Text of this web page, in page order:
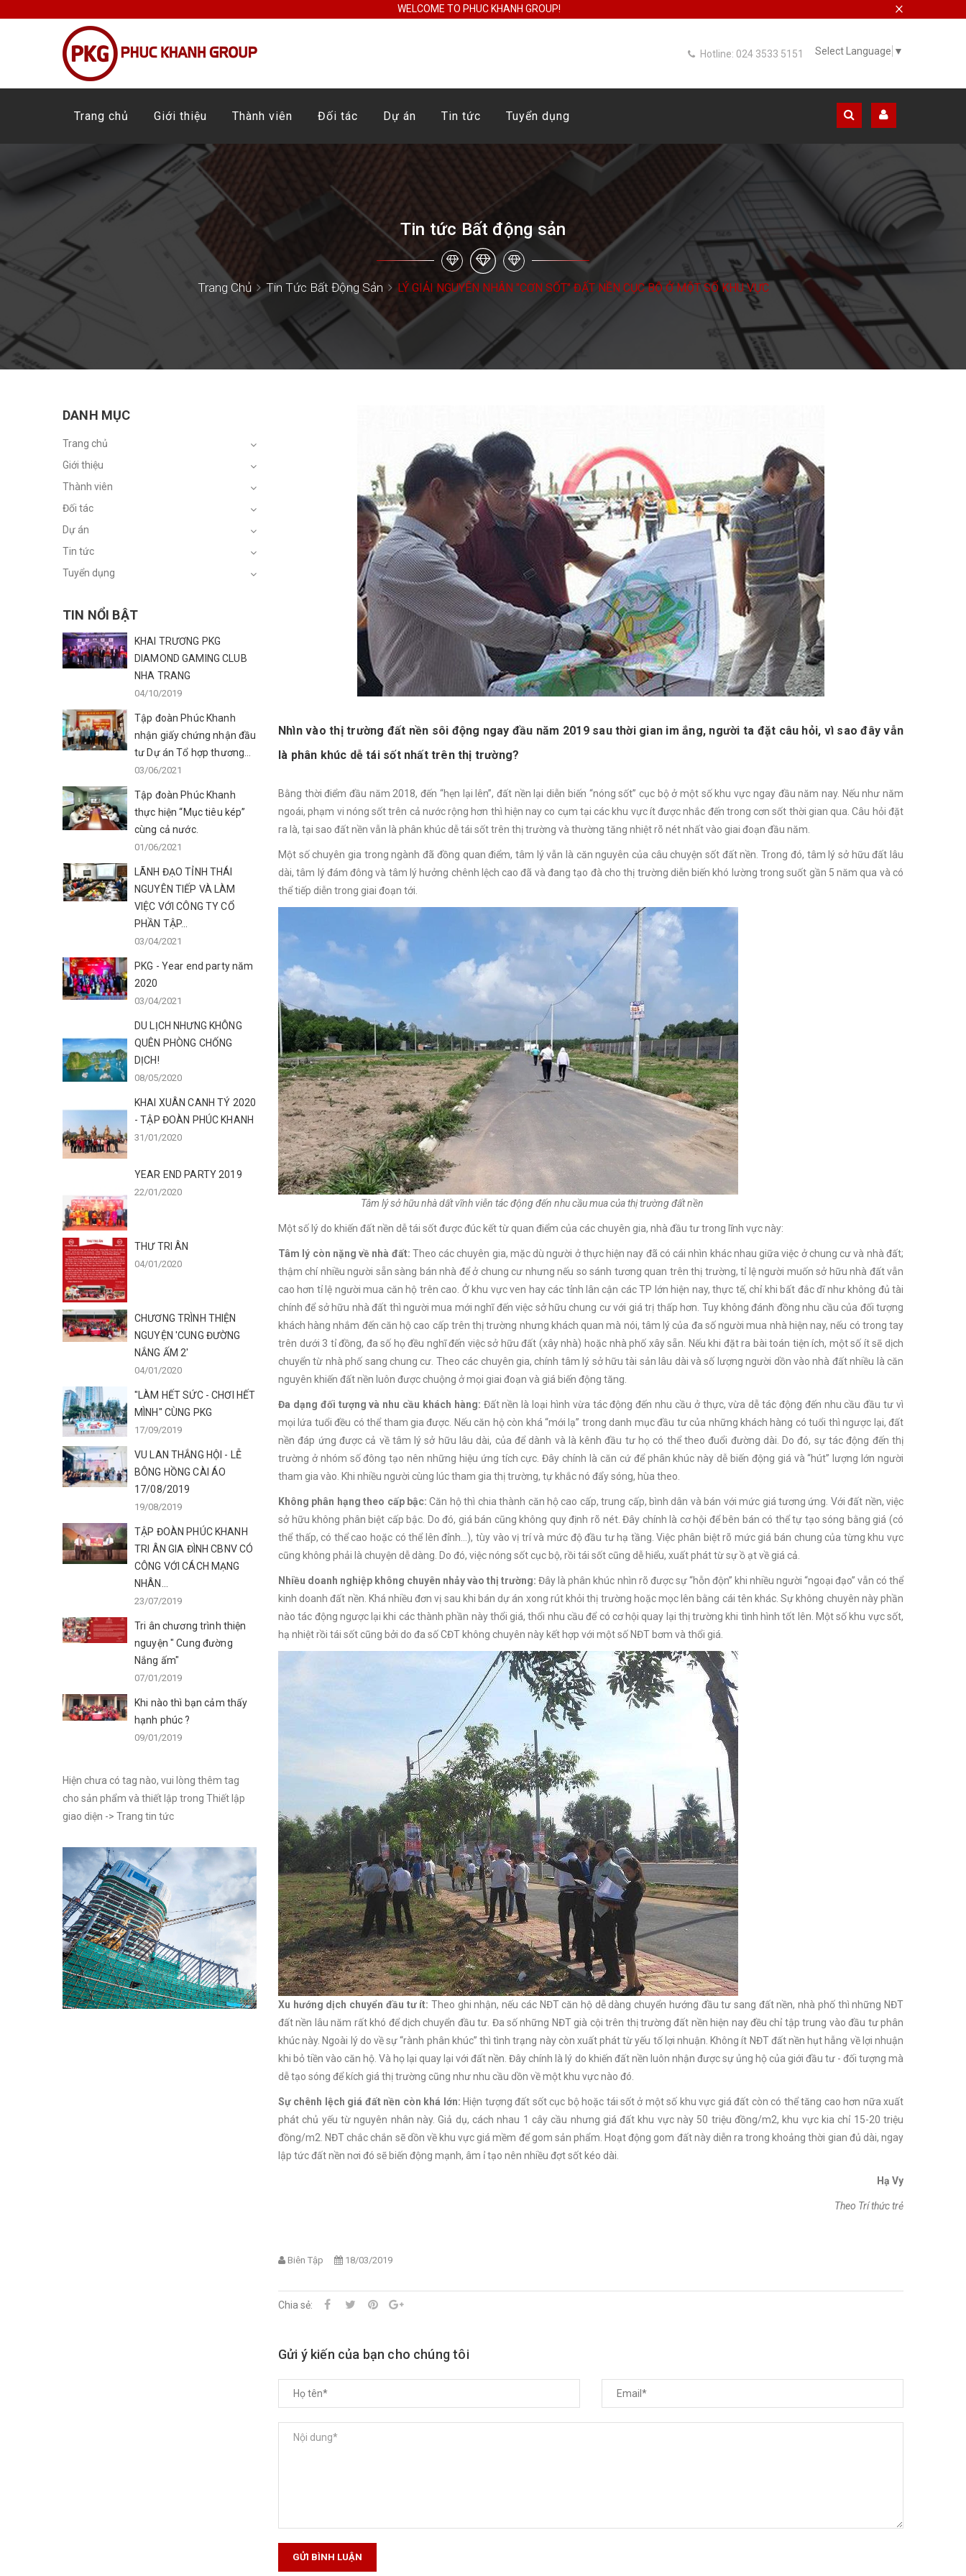
×
WELCOME TO PHUC KHANH GROUP!
Hotline: 024 3533 5151 Select Language ▼
Trang chủ Giới thiệu Thành viên Đối tác Dự án Tin tức Tuyển dụng
Tin tức Bất động sản
Trang Chủ Tin Tức Bất Động Sản LÝ GIẢI NGUYÊN NHÂN "CƠN SỐT" ĐẤT NỀN CỤC BỘ Ở MỘT SỐ KHU VỰC
Nhìn vào thị trường đất nền sôi động ngay đầu năm 2019 sau thời gian im ắng, người ta đặt câu hỏi, vì sao đây vẫn
là phân khúc dễ tái sốt nhất trên thị trường?
Bằng thời điểm đầu năm 2018, đến “hẹn lại lên”, đất nền lại diễn biến “nóng sốt” cục bộ ở một số khu vực ngay đầu năm nay. Nếu như năm
ngoái, phạm vi nóng sốt trên cả nước rộng hơn thì hiện nay co cụm tại các khu vực ít được nhắc đến trong cơn sốt thời gian qua. Câu hỏi đặt
ra là, tại sao đất nền vẫn là phân khúc dễ tái sốt trên thị trường và thường tăng nhiệt rõ nét nhất vào giai đoạn đầu năm.
Một số chuyên gia trong ngành đã đồng quan điểm, tâm lý vẫn là căn nguyên của câu chuyện sốt đất nền. Trong đó, tâm lý sở hữu đất lâu
dài, tâm lý đám đông và tâm lý hưởng chênh lệch cao đã và đang tạo đà cho thị trường diễn biến khó lường trong suốt gần 5 năm qua và có
thể tiếp diễn trong giai đoạn tới.
Tâm lý sở hữu nhà dất vĩnh viễn tác động đến nhu cầu mua của thị trường đất nền
Một số lý do khiến đất nền dễ tái sốt được đúc kết từ quan điểm của các chuyên gia, nhà đầu tư trong lĩnh vực này:
Tâm lý còn nặng về nhà đất: Theo các chuyên gia, mặc dù người ở thực hiện nay đã có cái nhìn khác nhau giữa việc ở chung cư và nhà đất;
thậm chí nhiều người sẵn sàng bán nhà để ở chung cư nhưng nếu so sánh tương quan trên thị trường, tỉ lệ người muốn sở hữu nhà đất vẫn
cao hơn tỉ lệ người mua căn hộ trên cao. Ở khu vực ven hay các tỉnh lân cận các TP lớn hiện nay, thực tế, chỉ khi bất đắc dĩ như không đủ tài
chính để sở hữu nhà đất thì người mua mới nghĩ đến việc sở hữu chung cư với giá trị thấp hơn. Tuy không đánh đồng nhu cầu của đối tượng
khách hàng nhắm đến căn hộ cao cấp trên thị trường nhưng khách quan mà nói, tâm lý của đa số người mua nhà hiện nay, nếu có trong tay
trên dưới 3 tỉ đồng, đa số họ đều nghĩ đến việc sở hữu đất (xây nhà) hoặc nhà phố xây sẵn. Nếu khi đặt ra bài toán tiện ích, một số ít sẽ dịch
chuyển từ nhà phố sang chung cư. Theo các chuyên gia, chính tâm lý sở hữu tài sản lâu dài và số lượng người dồn vào nhà đất nhiều là căn
nguyên khiến đất nền luôn được chuộng ở mọi giai đoạn và giá biến động tăng.
Đa dạng đối tượng và nhu cầu khách hàng: Đất nền là loại hình vừa tác động đến nhu cầu ở thực, vừa dễ tác động đến nhu cầu đầu tư vì
mọi lứa tuổi đều có thể tham gia được. Nếu căn hộ còn khá “mới lạ” trong danh mục đầu tư của những khách hàng có tuổi thì ngược lại, đất
nền đáp ứng được cả về tâm lý sở hữu lâu dài, của để dành và là kênh đầu tư họ có thể theo đuổi đường dài. Do đó, sự tác động đến thị
trường ở nhóm số đông tạo nên những hiệu ứng tích cực. Đây chính là căn cứ để phân khúc này dễ biến động giá và “hút” lượng lớn người
tham gia vào. Khi nhiều người cùng lúc tham gia thị trường, tự khắc nó đẩy sóng, hùa theo.
Không phân hạng theo cấp bậc:Căn hộ thì chia thành căn hộ cao cấp, trung cấp, bình dân và bán với mức giá tương ứng. Với đất nền, việc
sở hữu không phân biệt cấp bậc. Do đó, giá bán cũng không quy định rõ nét. Đây chính là cơ hội để bên bán có thể tự tạo sóng bằng giá (có
thể thấp, có thể cao hoặc có thể lên đỉnh…), tùy vào vị trí và mức độ đầu tư hạ tầng. Việc phân biệt rõ mức giá bán chung của từng khu vực
cũng không phải là chuyện dễ dàng. Do đó, việc nóng sốt cục bộ, rồi tái sốt cũng dễ hiểu, xuất phát từ sự ồ ạt về giá cả.
Nhiều doanh nghiệp không chuyên nhảy vào thị trường: Đây là phân khúc nhìn rõ được sự “hỗn độn” khi nhiều người “ngoại đạo” vẫn có thể
kinh doanh đất nền. Khá nhiều đơn vị sau khi bán dự án xong rút khỏi thị trường hoặc mọc lên bằng cái tên khác. Sự không chuyên này phần
nào tác động ngược lại khi các thành phần này thổi giá, thổi nhu cầu để có cơ hội quay lại thị trường khi tình hình tốt lên. Một số khu vực sốt,
hạ nhiệt rồi tái sốt cũng bởi do đa số CĐT không chuyên này kết hợp với một số NĐT bơm và thổi giá.
Xu hướng dịch chuyển đầu tư ít: Theo ghi nhận, nếu các NĐT căn hộ dễ dàng chuyển hướng đầu tư sang đất nền, nhà phố thì những NĐT
đất nền lâu năm rất khó để dịch chuyển đầu tư. Đa số những NĐT già cội trên thị trường đất nền hiện nay đều chỉ tập trung vào đầu tư phân
khúc này. Ngoài lý do về sự “rành phân khúc” thì tình trạng này còn xuất phát từ yếu tố lợi nhuận. Không ít NĐT đất nền hụt hẫng về lợi nhuận
khi bỏ tiền vào căn hộ. Và họ lại quay lại với đất nền. Đây chính là lý do khiến đất nền luôn nhận được sự ủng hộ của giới đầu tư - đối tượng mà
dễ tạo sóng để kích giá thị trường cũng như nhu cầu dồn về một khu vực nào đó.
Sự chênh lệch giá đất nền còn khá lớn: Hiện tượng đất sốt cục bộ hoặc tái sốt ở một số khu vực giá đất còn có thể tăng cao hơn nữa xuất
phát chủ yếu từ nguyên nhân này. Giả dụ, cách nhau 1 cây cầu nhưng giá đất khu vực này 50 triệu đồng/m2, khu vực kia chỉ 15-20 triệu
đồng/m2. NĐT chắc chắn sẽ dồn về khu vực giá mềm để gom sản phẩm. Hoạt động gom đất này diễn ra trong khoảng thời gian đủ dài, ngay
lập tức đất nền nơi đó sẽ biến động mạnh, âm ỉ tạo nên nhiều đợt sốt kéo dài.
Hạ Vy
Theo Trí thức trẻ
Biên Tập 18/03/2019
Chia sẻ:
Gửi ý kiến của bạn cho chúng tôi
GỬI BÌNH LUẬN
DANH MỤC
Trang chủ
Giới thiệu
Thành viên
Đối tác
Dự án
Tin tức
Tuyển dụng
TIN NỔI BẬT
KHAI TRƯƠNG PKG
DIAMOND GAMING CLUB
NHA TRANG
04/10/2019
Tập đoàn Phúc Khanh
nhận giấy chứng nhận đầu
tư Dự án Tổ hợp thương...
03/06/2021
Tập đoàn Phúc Khanh
thực hiện “Mục tiêu kép”
cùng cả nước.
01/06/2021
LÃNH ĐẠO TỈNH THÁI
NGUYÊN TIẾP VÀ LÀM
VIỆC VỚI CÔNG TY CỔ
PHẦN TẬP...
03/04/2021
PKG - Year end party năm
2020
03/04/2021
DU LỊCH NHƯNG KHÔNG
QUÊN PHÒNG CHỐNG
DỊCH!
08/05/2020
KHAI XUÂN CANH TÝ 2020
- TẬP ĐOÀN PHÚC KHANH
31/01/2020
YEAR END PARTY 2019
22/01/2020
THƯ TRI ÂN
04/01/2020
CHƯƠNG TRÌNH THIỆN
NGUYỆN 'CUNG ĐƯỜNG
NẮNG ẤM 2'
04/01/2020
"LÀM HẾT SỨC - CHƠI HẾT
MÌNH" CÙNG PKG
17/09/2019
VU LAN THẮNG HỘI - LỄ
BÔNG HỒNG CÀI ÁO
17/08/2019
19/08/2019
TẬP ĐOÀN PHÚC KHANH
TRI ÂN GIA ĐÌNH CBNV CÓ
CÔNG VỚI CÁCH MẠNG
NHÂN...
23/07/2019
Tri ân chương trình thiện
nguyện " Cung đường
Nắng ấm"
07/01/2019
Khi nào thì bạn cảm thấy
hạnh phúc ?
09/01/2019
Hiện chưa có tag nào, vui lòng thêm tag
cho sản phẩm và thiết lập trong Thiết lập
giao diện -> Trang tin tức